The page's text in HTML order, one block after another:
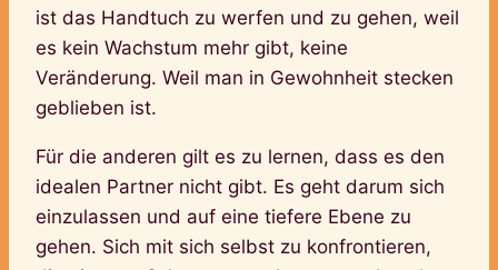
ist das Handtuch zu werfen und zu gehen, weil
es kein Wachstum mehr gibt, keine
Veränderung. Weil man in Gewohnheit stecken
geblieben ist.
Für die anderen gilt es zu lernen, dass es den
idealen Partner nicht gibt. Es geht darum sich
einzulassen und auf eine tiefere Ebene zu
gehen. Sich mit sich selbst zu konfrontieren,